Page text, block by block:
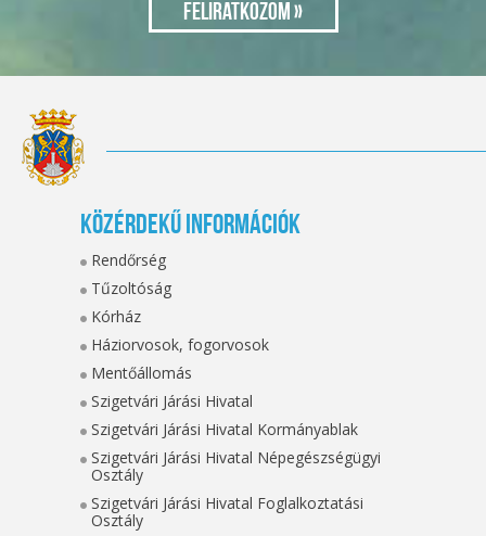
Közérdekű információk
Rendőrség
Tűzoltóság
Kórház
Háziorvosok, fogorvosok
Mentőállomás
Szigetvári Járási Hivatal
Szigetvári Járási Hivatal Kormányablak
Szigetvári Járási Hivatal Népegészségügyi
Osztály
Szigetvári Járási Hivatal Foglalkoztatási
Osztály